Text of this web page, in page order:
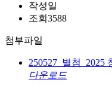
작성일
조회 3588
첨부파일
250527_별첨_2025
다운로드